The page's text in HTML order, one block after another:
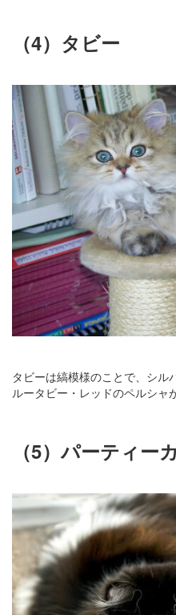
（4）タビー
タビーは縞模様のことで、シル
ルータビー・レッドのペルシャ
（5）パーティー